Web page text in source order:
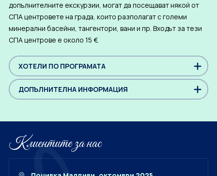
допълнителните екскурзии, могат да посещават някой от
СПА центровете на града, които разполагат с големи
минерални басейни, тангентори, вани и пр. Входът за тези
СПА центрове е около 15 €.
ХОТЕЛИ ПО ПРОГРАМАТА
ДОПЪЛНИТЕЛНА ИНФОРМАЦИЯ
Клиентите за нас